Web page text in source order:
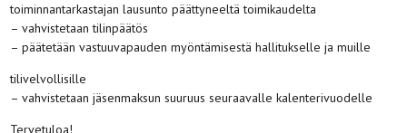
toiminnantarkastajan lausunto päättyneeltä toimikaudelta
– vahvistetaan tilinpäätös
– päätetään vastuuvapauden myöntämisestä hallitukselle ja muille
tilivelvollisille
– vahvistetaan jäsenmaksun suuruus seuraavalle kalenterivuodelle
Tervetuloa!